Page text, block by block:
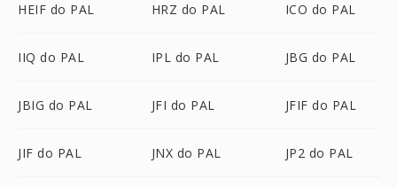
HEIF do PAL HRZ do PAL ICO do PAL
IIQ do PAL IPL do PAL JBG do PAL
JBIG do PAL JFI do PAL JFIF do PAL
JIF do PAL JNX do PAL JP2 do PAL